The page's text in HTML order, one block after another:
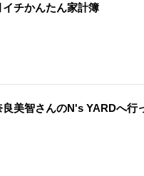
イチかんたん家計簿
良美智さんのN's YARDへ行